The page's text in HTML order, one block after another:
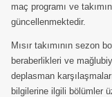
maç programı ve
güncellenmektedir.
Mısır takımının sezon
beraberlikleri ve
deplasman
bilgilerine ilgili bölümler